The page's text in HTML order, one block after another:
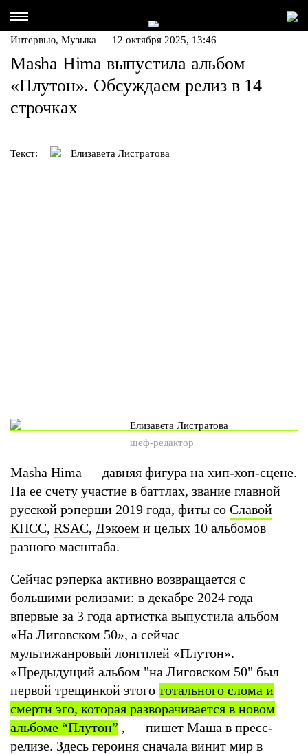
Интервью, Музыка — 12 октября 2025, 13:46
Masha Hima выпустила альбом
«Плутон». Обсуждаем релиз в 14
строчках
Текст: Елизавета Листратова
Елизавета Листратова
шеф-редактор
Masha Hima — давняя фигура на хип-хоп-сцене.
На ее счету участие в баттлах, звание главной
русской рэперши 2019 года, фиты со Славой
КПСС, RSAC, Дэкоем и целых 10 альбомов
разного масштаба.
Сейчас рэперка активно возвращается с
большими релизами: в декабре 2024 года
впервые за 3 года артистка выпустила альбом
«На Лиговском 50», а сейчас —
мультижанровый лонгплей «Плутон».
«Предыдущий альбом "на Лиговском 50" был
первой трещинкой этого тотального слома и
смерти эго, которая разворачивается в новом
альбоме “Плутон” , — пишет Маша в пресс-
релизе. Здесь героиня сначала винит мир в